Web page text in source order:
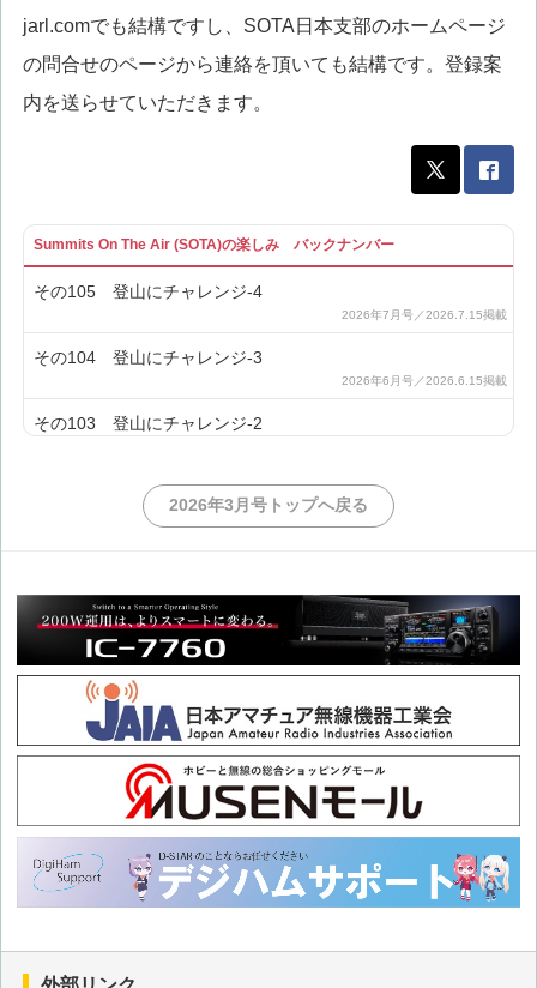
jarl.comでも結構ですし、SOTA日本支部のホームページ
の問合せのページから連絡を頂いても結構です。登録案
内を送らせていただきます。
Summits On The Air (SOTA)の楽しみ バックナンバー
その105 登山にチャレンジ-4
その104 登山にチャレンジ-3
その103 登山にチャレンジ-2
その102 登山にチャレンジ-1
その100 2026 SOTAチャレンジ-2
その99 2026 SOTAチャレンジ
その98 SOTA日本支部設立10周年-7
その97 SOTA日本支部設立10周年-6
その96 SOTA日本支部設立10周年-5
その95 SOTA日本支部設立10周年-4
2026年3月号トップへ戻る